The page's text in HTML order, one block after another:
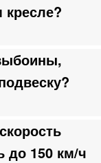
кресле?
до 150 км/ч